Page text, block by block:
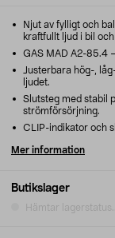
Butikslager
Hämtar lagerstatus...
Njut av fylligt och
kraftfullt ljud i bil och
GAS MAD A2-85.4
Justerbara hög-,
ljudet.
Slutsteg med stabil
strömförsörjning.
CLIP-indikator och
Mer information